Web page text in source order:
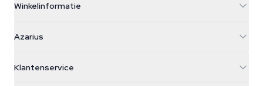
Winkelinformatie
Galvaniweg 11
Nederland
Azarius
Klantenservice